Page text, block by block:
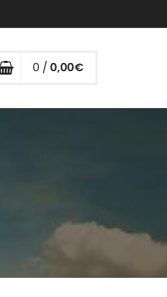
0 / 0,00€